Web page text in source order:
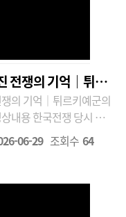
전쟁의 기억｜튀르
한국전쟁 참전
의 기억｜튀르키예군의
튀르키예군. '형제의
게 시작되었을까요? 이
한국전쟁 참전과 앙카
06-29 조회수 64